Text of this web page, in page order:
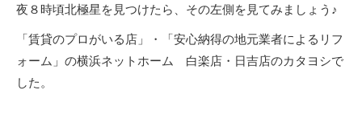
夜８時頃北極星を見つけたら、その左側を見てみましょう♪
「賃貸のプロがいる店」・「安心納得の地元業者によるリフ
ォーム」の横浜ネットホーム 白楽店・日吉店のカタヨシで
した。